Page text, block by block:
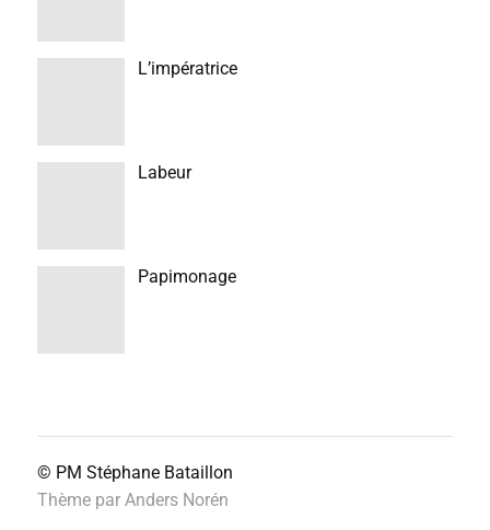
L’impératrice
Labeur
Papimonage
© PM Stéphane Bataillon
Thème par Anders Norén